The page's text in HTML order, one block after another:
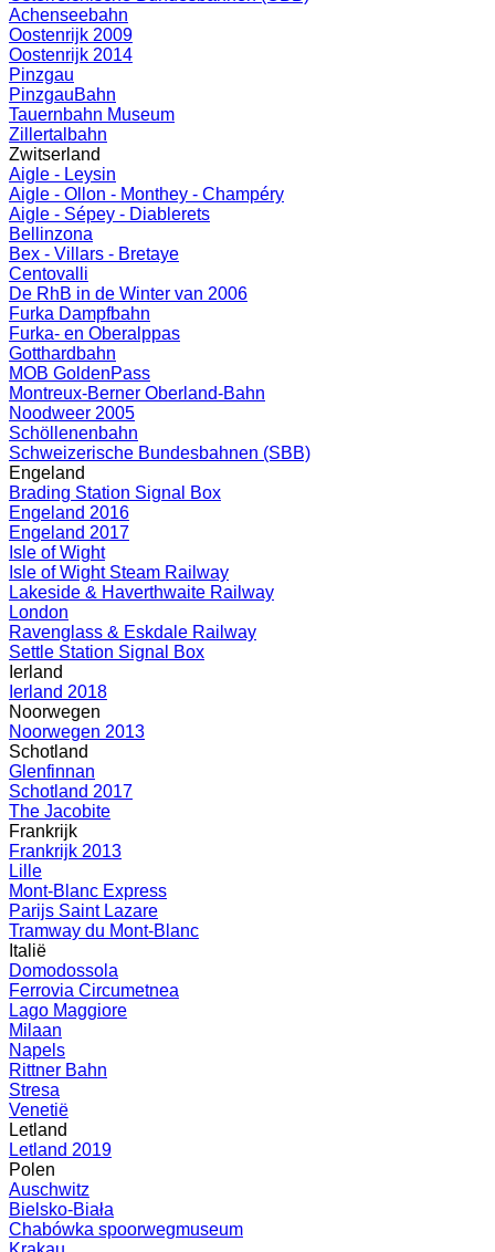
Achenseebahn
Oostenrijk 2009
Oostenrijk 2014
Pinzgau
PinzgauBahn
Tauernbahn Museum
Zillertalbahn
Zwitserland
Aigle - Leysin
Aigle - Ollon - Monthey - Champéry
Aigle - Sépey - Diablerets
Bellinzona
Bex - Villars - Bretaye
Centovalli
De RhB in de Winter van 2006
Furka Dampfbahn
Furka- en Oberalppas
Gotthardbahn
MOB GoldenPass
Montreux-Berner Oberland-Bahn
Noodweer 2005
Schöllenenbahn
Schweizerische Bundesbahnen (SBB)
Engeland
Brading Station Signal Box
Engeland 2016
Engeland 2017
Isle of Wight
Isle of Wight Steam Railway
Lakeside & Haverthwaite Railway
London
Ravenglass & Eskdale Railway
Settle Station Signal Box
Ierland
Ierland 2018
Noorwegen
Noorwegen 2013
Schotland
Glenfinnan
Schotland 2017
The Jacobite
Frankrijk
Frankrijk 2013
Lille
Mont-Blanc Express
Parijs Saint Lazare
Tramway du Mont-Blanc
Italië
Domodossola
Ferrovia Circumetnea
Lago Maggiore
Milaan
Napels
Rittner Bahn
Stresa
Venetië
Letland
Letland 2019
Polen
Auschwitz
Bielsko-Biała
Chabówka spoorwegmuseum